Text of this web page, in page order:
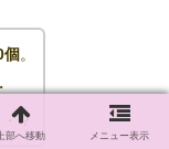
個。
？
部へ移動 メニュー表示